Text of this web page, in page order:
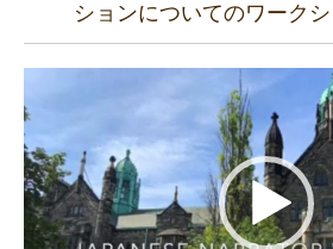
ションについてのワーク
プ
レ
ー
ヤ
ー